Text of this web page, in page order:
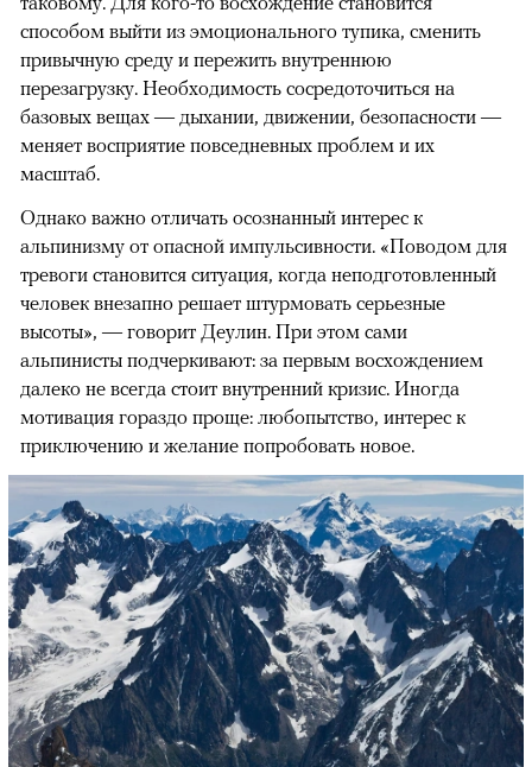
способом выйти из эмоционального тупика, сменить
привычную среду и пережить внутреннюю
перезагрузку. Необходимость сосредоточиться на
базовых вещах — дыхании, движении, безопасности —
меняет восприятие повседневных проблем и их
масштаб.
Однако важно отличать осознанный интерес к
альпинизму от опасной импульсивности. «Поводом для
тревоги становится ситуация, когда неподготовленный
человек внезапно решает штурмовать серьезные
высоты», — говорит Деулин. При этом сами
альпинисты подчеркивают: за первым восхождением
далеко не всегда стоит внутренний кризис. Иногда
мотивация гораздо проще: любопытство, интерес к
приключению и желание попробовать новое.